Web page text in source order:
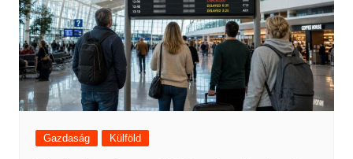
Gazdaság Külföld